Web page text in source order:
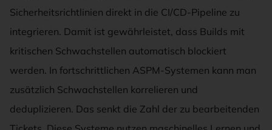
Sicherheitsrichtlinien direkt in die CI/CD-Pipeline zu
integrieren. Damit ist gewährleistet, dass Builds mit
kritischen Schwachstellen automatisch blockiert
werden. In fortschrittlichen ASPM-Systemen kann man
zusätzlich Schwachstellen korrelieren und
deduplizieren. Das senkt die Zahl der zu bearbeitenden